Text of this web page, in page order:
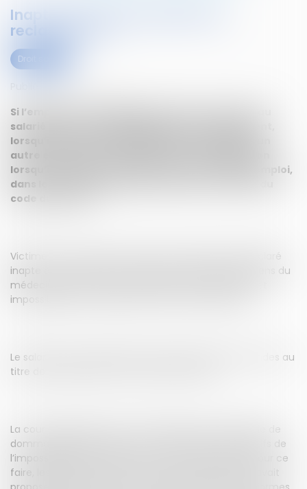
Inaptitude et impossibilité de
reclassement
Droit social
Si l’employeur a l’obligation de faire connaître au
salarié les motifs qui s’opposent au reclassement,
lorsqu’il est dans l’impossibilité de lui proposer un
autre emploi, il n’est pas tenu de cette obligation
lorsqu’il a proposé au salarié, qui l’a refusé, un emploi,
dans les conditions prévues à l’article L. 1226-10 du
code du travail
Victime d’un accident du travail, un salarié a été déclaré
inapte à son poste de travail à l’issue de deux examens du
médecin du travail. Il a été licencié pour inaptitude et
impossibilité de reclassement deux mois plus tard.
Le salarié a saisi la juridiction prud’homale de demandes au
titre de la rupture de son contrat de travail.
La cour d'appel de Colmar a décidé que sa demande de
dommages-intérêts pour non-information des motifs de
l’impossibilité de reclassement devait être rejetée.Pour ce
faire, les juges du fond ont retenu que l’employeur avait